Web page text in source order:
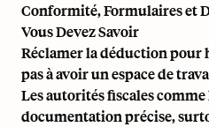
Conformité, Formulaires et
Vous Devez Savoir
Réclamer la déduction pour
pas à avoir un espace de
Les autorités fiscales
documentation précise,